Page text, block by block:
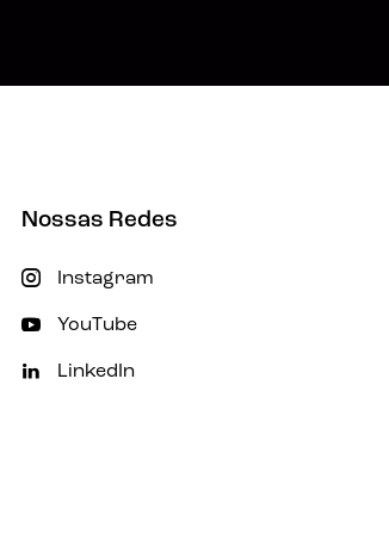
Nossas Redes
Instagram
YouTube
LinkedIn